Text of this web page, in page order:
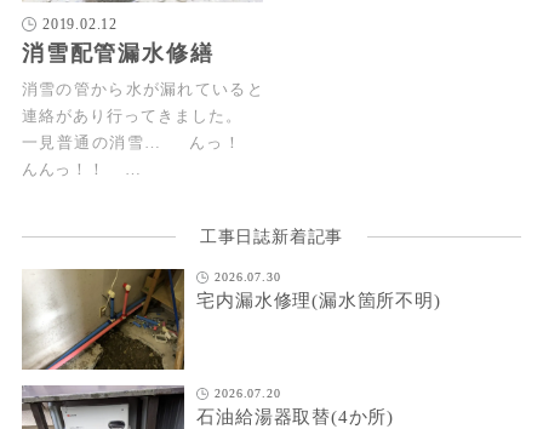
2019.02.12
消雪配管漏水修繕
消雪の管から水が漏れていると
連絡があり行ってきました。
一見普通の消雪… んっ！
んんっ！！ …
工事日誌新着記事
2026.07.30
宅内漏水修理(漏水箇所不明)
2026.07.20
石油給湯器取替(4か所)